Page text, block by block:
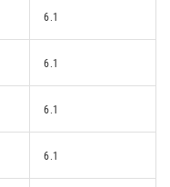
6.1
6.1
6.1
6.1